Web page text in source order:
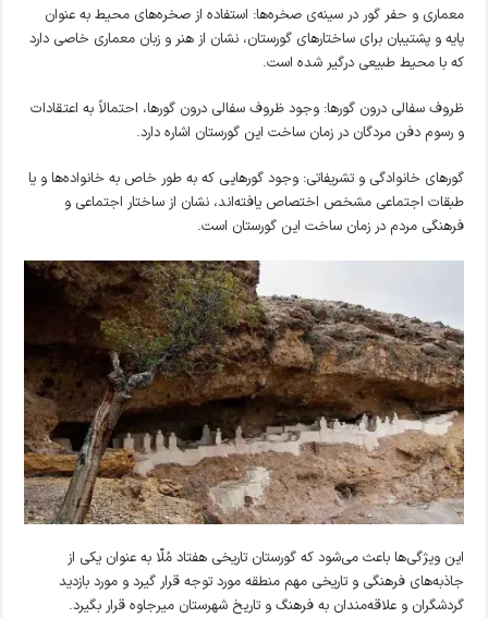
معماری و حفر گور در سینه‌ی صخره‌ها: استفاده از صخره‌های محیط به عنوان
پایه و پشتیبان برای ساختارهای گورستان، نشان از هنر و زبان معماری خاصی دارد
که با محیط طبیعی درگیر شده است.
ظروف سفالی درون گورها: وجود ظروف سفالی درون گورها، احتمالاً به اعتقادات
و رسوم دفن مردگان در زمان ساخت این گورستان اشاره دارد.
گورهای خانوادگی و تشریفاتی: وجود گورهایی که به طور خاص به خانواده‌ها و یا
طبقات اجتماعی مشخص اختصاص یافته‌اند، نشان از ساختار اجتماعی و
فرهنگی مردم در زمان ساخت این گورستان است.
این ویژگی‌ها باعث می‌شود که گورستان تاریخی هفتاد مُلّا به عنوان یکی از
جاذبه‌های فرهنگی و تاریخی مهم منطقه مورد توجه قرار گیرد و مورد بازدید
گردشگران و علاقه‌مندان به فرهنگ و تاریخ شهرستان میرجاوه قرار بگیرد.